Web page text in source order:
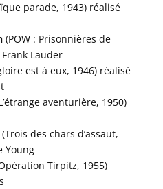
parade, 1943) réalisé
(POW : Prisonnières de
Lauder
est à eux, 1946) réalisé
aventurière, 1950)
(Trois des chars d’assaut,
Young
Tirpitz, 1955)